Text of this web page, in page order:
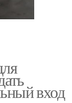
вход